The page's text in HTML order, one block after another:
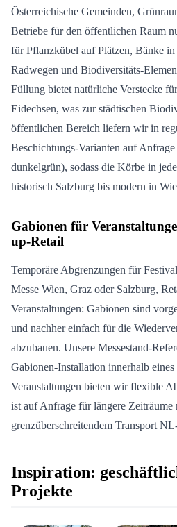
Österreichische Gemeinden,
Betriebe für den öffentlichen Raum
für Pflanzkübel auf Plätzen, Bänke in
Radwegen und Biodiversitäts-
Füllung bietet natürliche Verstecke
Eidechsen, was zur städtischen
öffentlichen Bereich liefern wir in
Beschichtungs-Varianten auf
dunkelgrün), sodass die Körbe in
historisch Salzburg bis modern in
Gabionen für
up-Retail
Temporäre Abgrenzungen für
Messe Wien, Graz oder Salzburg,
Veranstaltungen: Gabionen sind
und nachher einfach für die
abzubauen. Unsere Messestand-
Gabionen-Installation innerhalb eines
Veranstaltungen bieten wir flexible
ist auf Anfrage für längere
grenzüberschreitendem Transport
Inspiration:
Projekte